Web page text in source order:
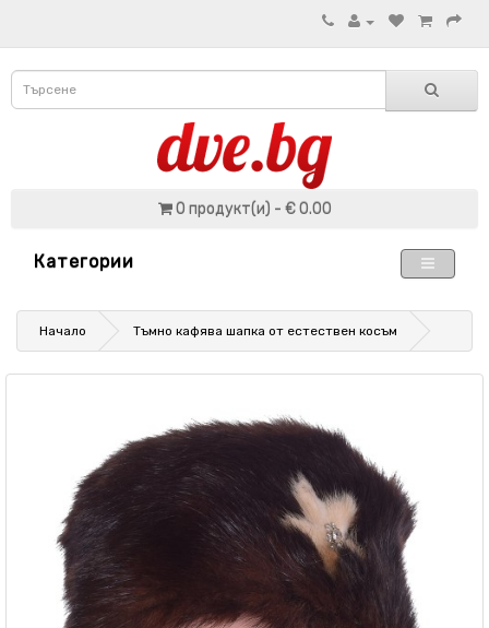
0 продукт(и) - € 0.00
Категории
Начало Тъмно кафява шапка от естествен косъм